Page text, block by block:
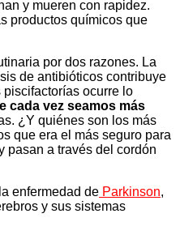
y mueren con rapidez.
productos químicos que
por dos razones. La
de antibióticos contribuye
ocurre lo
cada vez seamos más
¿Y quiénes son los más
que era el más seguro para
pasan a través del cordón
enfermedad de Parkinson,
y sus sistemas